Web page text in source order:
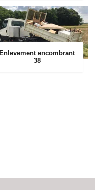
Enlevement encombrant
38